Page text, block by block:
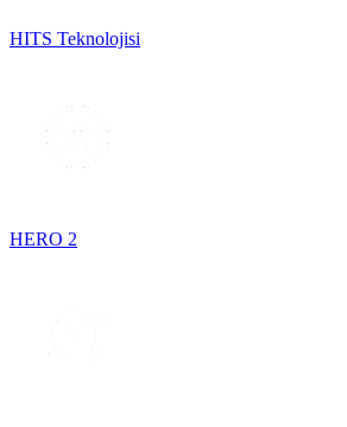
HITS Teknolojisi
HERO 2